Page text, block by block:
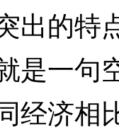
出的特
是一句
经济相